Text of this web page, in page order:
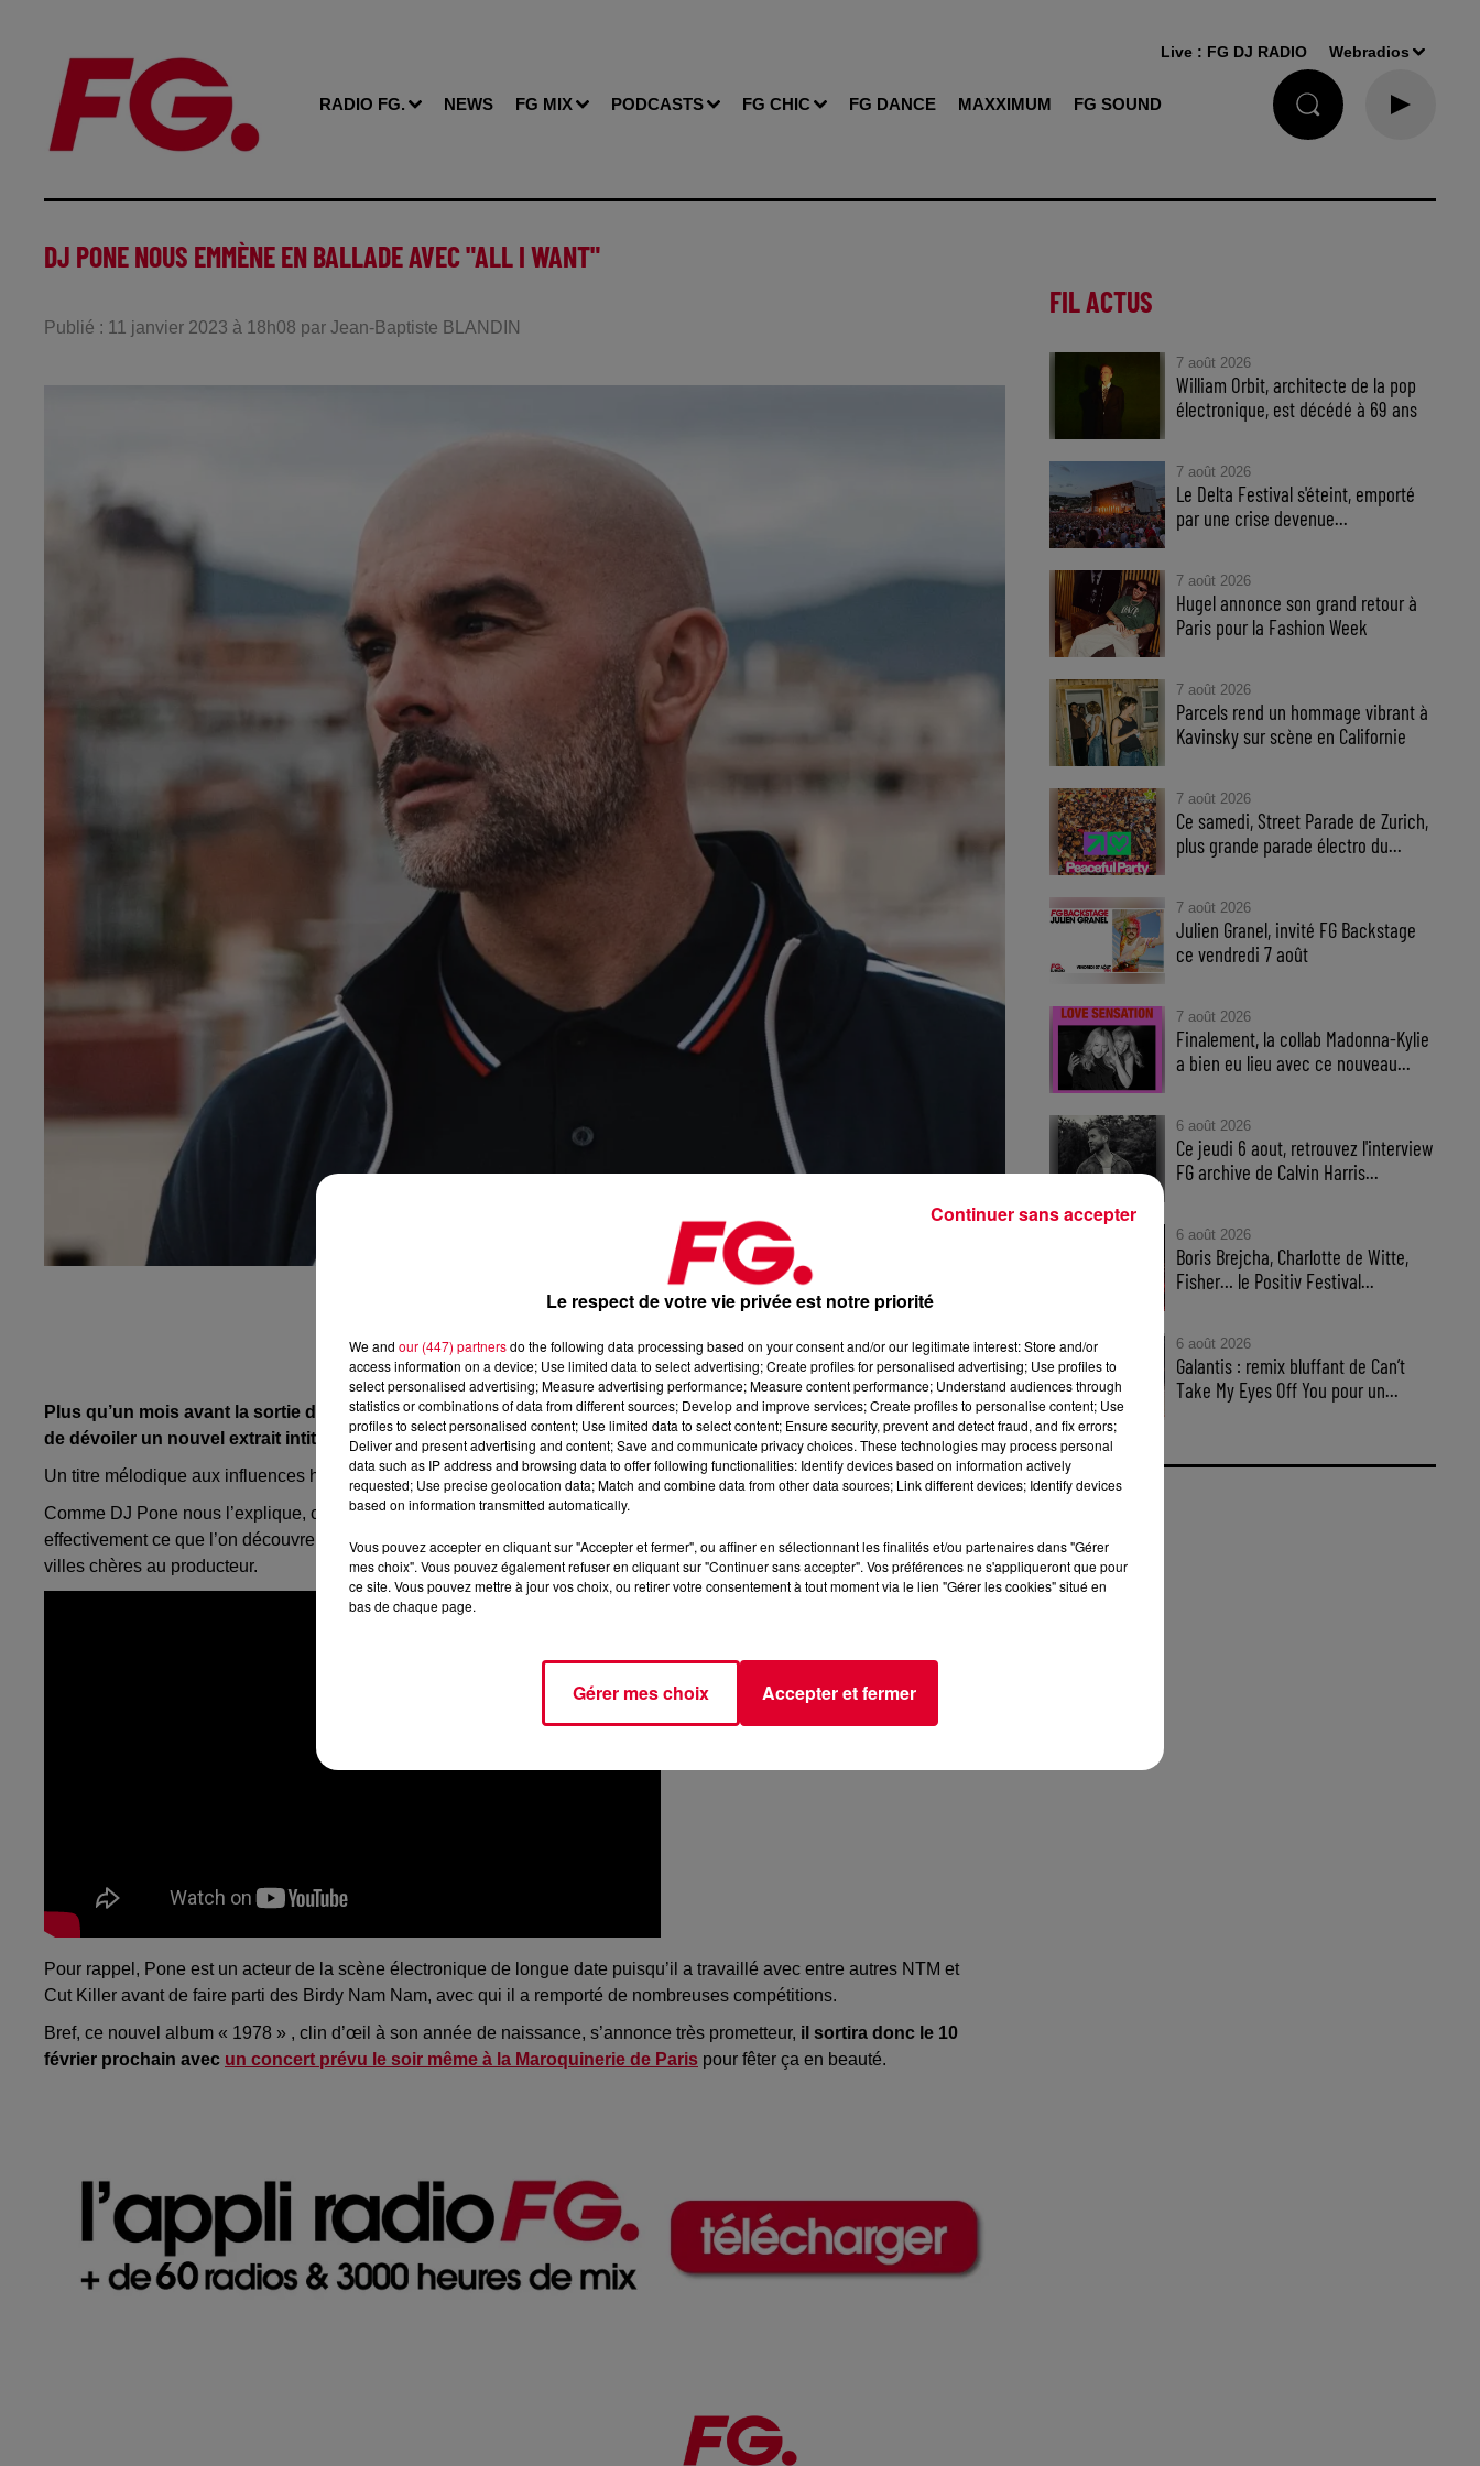
RADIO FG. NEWS FG MIX PODCASTS FG CHIC FG DANCE MAXXIMUM FG SOUND
Live : FG DJ RADIO Webradios
DJ PONE NOUS EMMÈNE EN BALLADE AVEC "ALL I WANT"
Publié : 11 janvier 2023 à 18h08 par Jean-Baptiste BLANDIN
Crédit : Facebook : @DJ Pone
Plus qu’un mois avant la sortie de 1978, le nouvel album deDJPoneet pour fêter ça, le producteur français vient
de dévoiler un nouvel extrait intitulé « All I Want
», produit en collaboration avec Blasé.
Un titre mélodique aux influences hip hoptrès réussi qui nous replonge dans les plus belles heures de la frenchtouch.
Comme DJ Pone nous l’explique, ce morceau parle de «cette envie d’aller au bout des choses et de viser haut
effectivement ce que l’on découvre avec le clip virevoltant qui l’accompagne, une plongée au cœur de Paris et Barcelone,
villes chères au producteur.
Pour rappel, Pone est un acteur de la scène électronique de longue date puisqu’il a travaillé avec entre autres NTM et
Cut Killer avant de faire parti des Birdy Nam Nam, avec qui il a remporté de nombreuses compétitions.
Bref, ce nouvel album « 1978 » , clin d’œil à son année de naissance, s’annonce très prometteur, i l sortira donc le 10
février prochain avec un concert prévu le soir même à la Maroquinerie de Paris pour fêter ça en beauté.
FIL ACTUS
7 août 2026
William Orbit, architecte de la pop
électronique, est décédé à 69 ans
7 août 2026
Le Delta Festival s'éteint, emporté
par une crise devenue...
7 août 2026
Hugel annonce son grand retour à
Paris pour la Fashion Week
7 août 2026
Parcels rend un hommage vibrant à
Kavinsky sur scène en Californie
7 août 2026
Ce samedi, Street Parade de Zurich,
plus grande parade électro du...
7 août 2026
Julien Granel, invité FG Backstage
ce vendredi 7 août
7 août 2026
Finalement, la collab Madonna-Kylie
a bien eu lieu avec ce nouveau...
6 août 2026
Ce jeudi 6 aout, retrouvez l'interview
FG archive de Calvin Harris...
6 août 2026
Boris Brejcha, Charlotte de Witte,
Fisher… le Positiv Festival...
6 août 2026
Galantis : remix bluffant de Can’t
Take My Eyes Off You pour un...
Le respect de votre vie privée est notre priorité
We and our (447) partnersdo the following data processing based on your consent and/or our legitimate interest: Store and/or
access information on a device; Use limited data to select advertising; Create profiles for personalised advertising; Use profiles to
select personalised advertising; Measure advertising performance; Measure content performance; Understand audiences through
statistics or combinations of data from different sources; Develop and improve services; Create profiles to personalise content; Use
profiles to select personalised content; Use limited data to select content; Ensure security, prevent and detect fraud, and fix errors;
Deliver and present advertising and content; Save and communicate privacy choices. These technologies may process personal
data such as IP address and browsing data to offer following functionalities: Identify devices based on information actively
requested; Use precise geolocation data; Match and combine data from other data sources; Link different devices; Identify devices
based on information transmitted automatically.
Vous pouvez accepter en cliquant sur "Accepter et fermer", ou affiner en sélectionnant les finalités et/ou partenaires dans "Gérer
mes choix". Vous pouvez également refuser en cliquant sur "Continuer sans accepter". Vos préférences ne s'appliqueront que pour
ce site. Vous pouvez mettre à jour vos choix, ou retirer votre consentement à tout moment via le lien "Gérer les cookies" situé en
bas de chaque page.
Gérer mes choix Accepter et fermer
Continuer sans accepter